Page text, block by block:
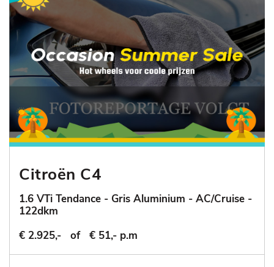
Citroën C4
1.6 VTi Tendance - Gris Aluminium - AC/Cruise -
122dkm
€ 2.925,-
of € 51,- p.m